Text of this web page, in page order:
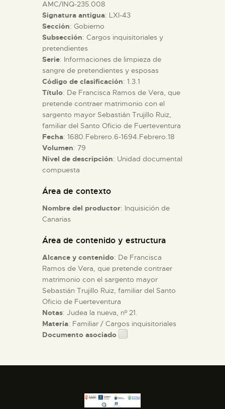
PREPARAR LA VISITA
ACTIVIDADES
█
EL MUSEO
COLECCIONES
ESPAÑOL
AMC/INQ-235.008
Signatura antigua: LXI-43
Sección: Gobierno
Subsección: Cargos inquisitoriales y
pretendientes
Serie: Informaciones de limpieza de
sangre de pretendientes y esposas
Código de clasificación: 1.3.1
Título: De Francisca Ramos de Vera, que
pretende contraer matrimonio con el
sargento mayor Sebastián Trujillo Ruiz,
familiar del Santo Oficio de Fuerteventura
Fecha: 1680.Febrero.6-1694.Febrero.18
Volumen: 79
Nivel de descripción: Unidad documental
compuesta
Área de contexto
Nombre del productor: Inquisición de
Canarias
Área de contenido y estructura
Alcance y contenido: De Francisca
Ramos de Vera, que pretende contraer
matrimonio con el sargento mayor
Sebastián Trujillo Ruiz, familiar del Santo
Oficio de Fuerteventura
Notas: Judea la nueva, nº 21.
Materia: Familiar / Cargos inquisitoriales
Documento asociado